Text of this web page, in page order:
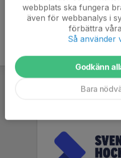
webbplats ska fungera
även för webbanalys i
förbättra
Så använder
Godkänn
Bara